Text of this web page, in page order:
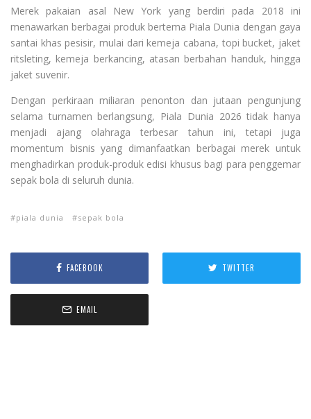
Merek pakaian asal New York yang berdiri pada 2018 ini
menawarkan berbagai produk bertema Piala Dunia dengan gaya
santai khas pesisir, mulai dari kemeja cabana, topi bucket, jaket
ritsleting, kemeja berkancing, atasan berbahan handuk, hingga
jaket suvenir.
Dengan perkiraan miliaran penonton dan jutaan pengunjung
selama turnamen berlangsung, Piala Dunia 2026 tidak hanya
menjadi ajang olahraga terbesar tahun ini, tetapi juga
momentum bisnis yang dimanfaatkan berbagai merek untuk
menghadirkan produk-produk edisi khusus bagi para penggemar
sepak bola di seluruh dunia.
piala dunia sepak bola
FACEBOOK TWITTER
EMAIL